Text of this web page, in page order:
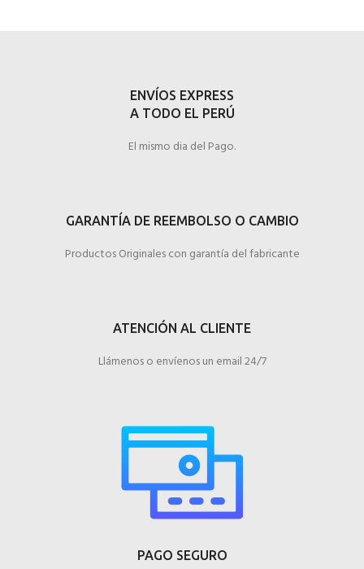
ENVÍOS EXPRESS
A TODO EL PERÚ
El mismo dia del Pago.
GARANTÍA DE REEMBOLSO O CAMBIO
Productos Originales con garantía del fabricante
ATENCIÓN AL CLIENTE
Llámenos o envíenos un email 24/7
PAGO SEGURO